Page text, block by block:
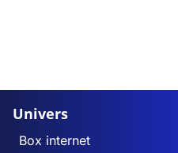
Univers
Box internet